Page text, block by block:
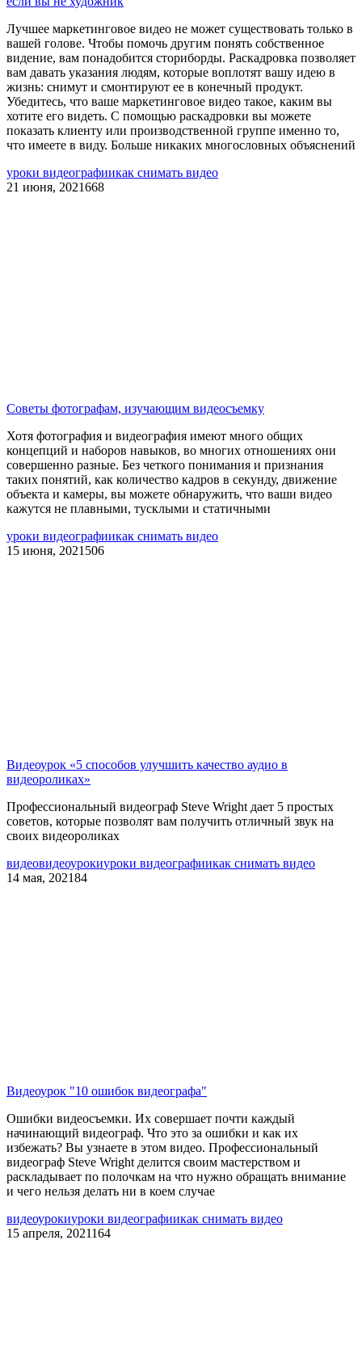
Лучшее маркетинговое видео не может существовать только в
вашей голове. Чтобы помочь другим понять собственное
видение, вам понадобится сториборды. Раскадровка позволяет
вам давать указания людям, которые воплотят вашу идею в
жизнь: снимут и смонтируют ее в конечный продукт.
Убедитесь, что ваше маркетинговое видео такое, каким вы
хотите его видеть. С помощью раскадровки вы можете
показать клиенту или производственной группе именно то,
что имеете в виду. Больше никаких многословных объяснений
уроки видеографиикак снимать видео
21 июня, 2021668
Советы фотографам, изучающим видеосъемку
Хотя фотография и видеография имеют много общих
концепций и наборов навыков, во многих отношениях они
совершенно разные. Без четкого понимания и признания
таких понятий, как количество кадров в секунду, движение
объекта и камеры, вы можете обнаружить, что ваши видео
кажутся не плавными, тусклыми и статичными
уроки видеографиикак снимать видео
15 июня, 2021 506
Видеоурок «5 способов улучшить качество аудио в
видеороликах»
Профессиональный видеограф Steve Wright дает 5 простых
советов, которые позволят вам получить отличный звук на
своих видеороликах
видеовидеоурокиуроки видеографиикак снимать видео
14 мая, 202184
Видеоурок "10 ошибок видеографа"
Ошибки видеосъемки. Их совершает почти каждый
начинающий видеограф. Что это за ошибки и как их
избежать? Вы узнаете в этом видео. Профессиональный
видеограф Steve Wright делится своим мастерством и
раскладывает по полочкам на что нужно обращать внимание
и чего нельзя делать ни в коем случае
видеоурокиуроки видеографиикак снимать видео
15 апреля, 2021164